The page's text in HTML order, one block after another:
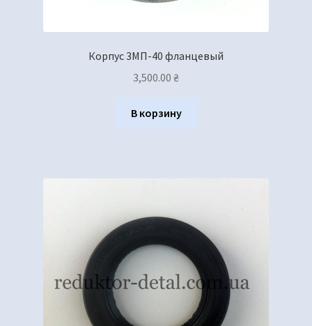
Корпус 3МП-40 фланцевый
3,500.00 ₴
В корзину